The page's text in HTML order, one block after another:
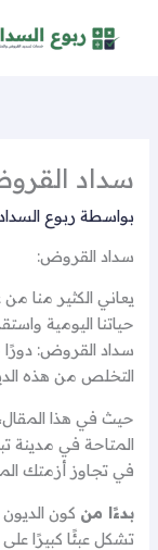
سداد
بواسطة ربوع
سداد القروض:
يعاني الكثير منا
حياتنا اليومية
سداد القروض:
التخلص من هذه
حيث في هذا
المتاحة في مدينة
في تجاوز أزمتك
بدءًا من كون الديون
تشكل عبئًا كبيرًا